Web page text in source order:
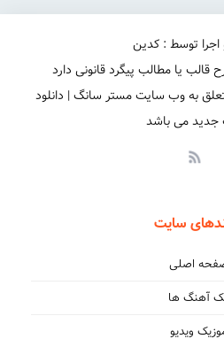
توسط : کدین
قالب یا مطالب پیگرد قانونی دارد
به وب سایت مستر سانگ | دانلود
می باشد
سایت
اصلی
آهنگ ها
ویدیو